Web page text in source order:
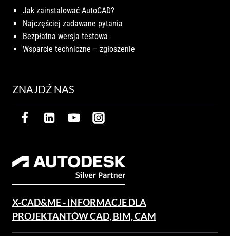
Jak zainstalować AutoCAD?
Najczęściej zadawane pytania
Bezpłatna wersja testowa
Wsparcie techniczne – zgłoszenie
ZNAJDŹ NAS
X-CAD&ME - INFORMACJE DLA
PROJEKTANTÓW CAD, BIM, CAM